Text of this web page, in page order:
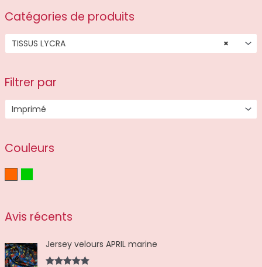
c
h
p
d
u
Catégories de produits
×
TISSUS LYCRA
Filtrer par
Imprimé
Couleurs
Avis récents
Jersey velours APRIL marine